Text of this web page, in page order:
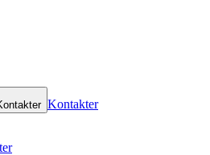
Kontakter